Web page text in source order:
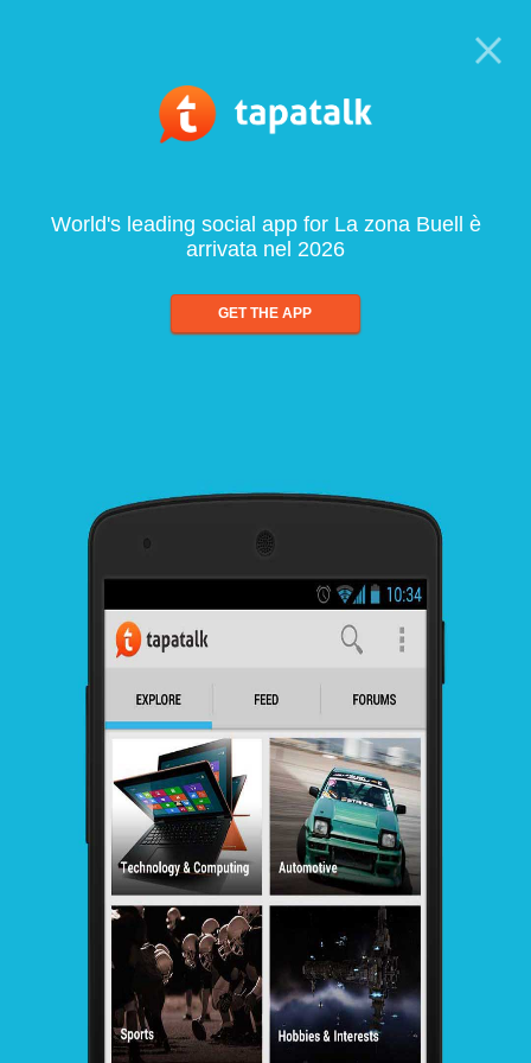
World's leading social app for La zona Buell è
arrivata nel 2026
GET THE APP